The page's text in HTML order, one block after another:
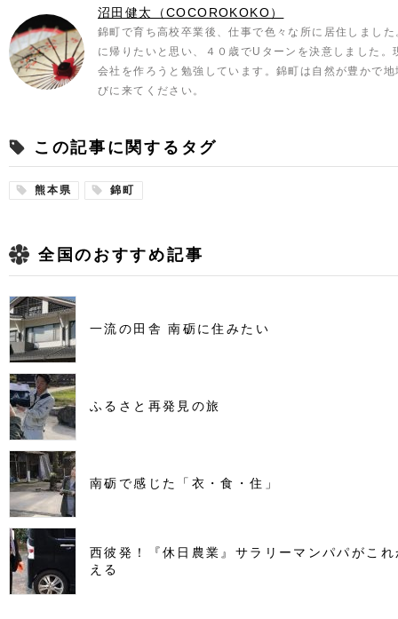
沼田健太（COCOROKOKO）
錦町で育ち高校卒業後、仕事で色々な所に居住しまし
に帰りたいと思い、４０歳でUターンを決意しました
会社を作ろうと勉強しています。錦町は自然が豊かで
びに来てください。
この記事に関するタグ
熊本県 錦町
全国のおすすめ記事
一流の田舎 南砺に住みたい
ふるさと再発見の旅
南砺で感じた「衣・食・住」
西彼発！『休日農業』サラリーマンパパがこ
える